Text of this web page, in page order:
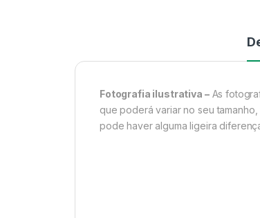
Fotografia ilustrativa –As
que poderá variar no seu
pode haver alguma ligeira